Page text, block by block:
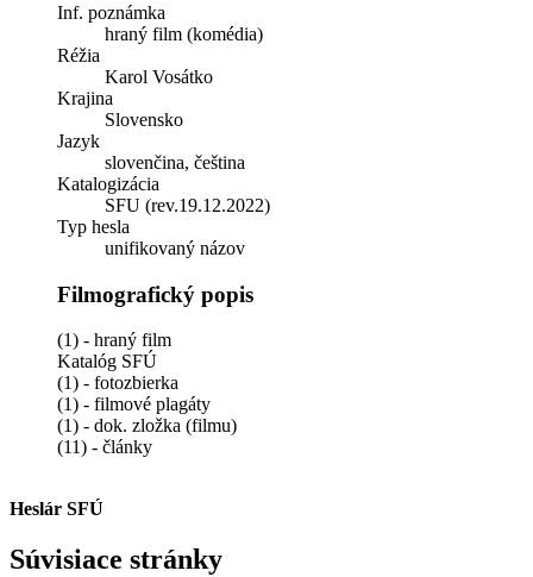
Inf. poznámka
hraný film (komédia)
Réžia
Karol Vosátko
Krajina
Slovensko
Jazyk
slovenčina, čeština
Katalogizácia
SFU (rev.19.12.2022)
Typ hesla
unifikovaný názov
Filmografický popis
(1) - hraný film
Katalóg SFÚ
(1) - fotozbierka
(1) - filmové plagáty
(1) - dok. zložka (filmu)
(11) - články
Heslár SFÚ
Súvisiace stránky